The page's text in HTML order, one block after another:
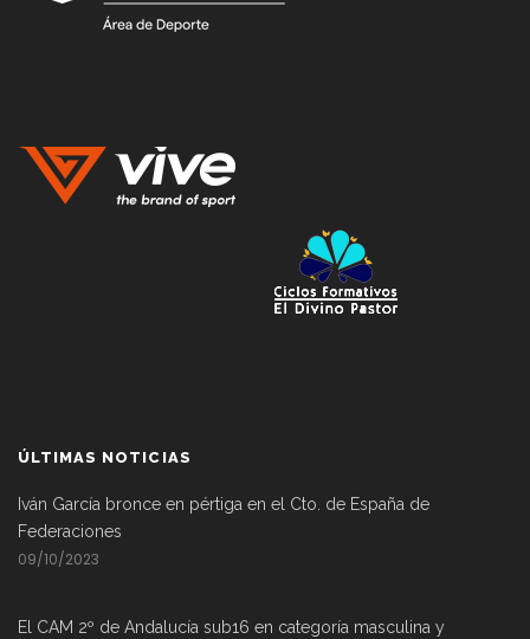
ÚLTIMAS NOTICIAS
Iván García bronce en pértiga en el Cto. de España de
Federaciones
09/10/2023
El CAM 2º de Andalucía sub16 en categoría masculina y